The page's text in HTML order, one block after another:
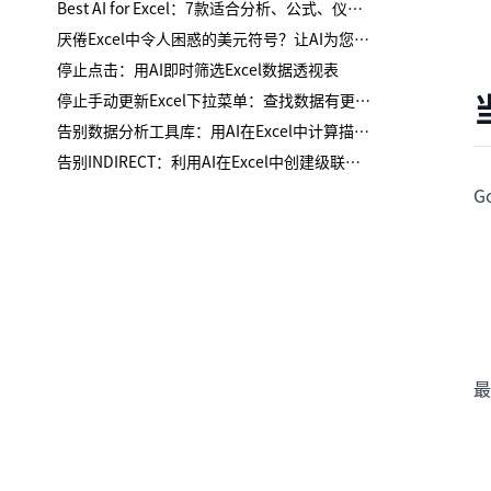
Best AI for Excel：7款适合分析、公式、仪表板与报告的工具
厌倦Excel中令人困惑的美元符号？让AI为您处理混合引用
停止点击：用AI即时筛选Excel数据透视表
停止手动更新Excel下拉菜单：查找数据有更智能的方法
告别数据分析工具库：用AI在Excel中计算描述性统计
告别INDIRECT：利用AI在Excel中创建级联下拉列表